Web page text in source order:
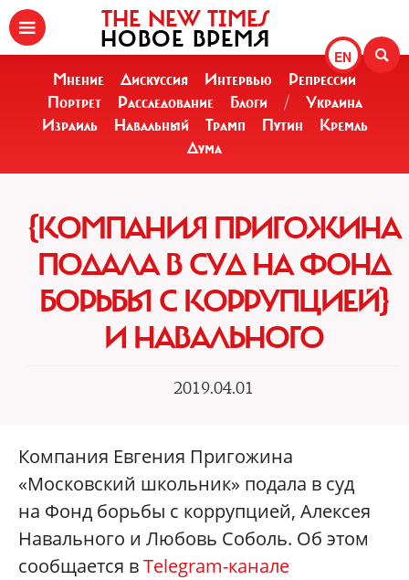
EN
THE NEW TIMES
НОВОЕ ВРЕМЯ
Мнение Дискуссия Интервью
Репрессии
Портрет
Расследование Блоги /
Украина
Израиль
Навальный Трамп Путин
Кремль
Дума
{КОМПАНИЯ ПРИГОЖИНА
ПОДАЛА В СУД НА ФОНД
БОРЬБЫ С КОРРУПЦИЕЙ}
И НАВАЛЬНОГО
2019.04.01
Компания Евгения Пригожина
«Московский школьник» подала в суд
на Фонд борьбы с коррупцией, Алексея
Навального и Любовь Соболь. Об этом
сообщается вTelegram-канале